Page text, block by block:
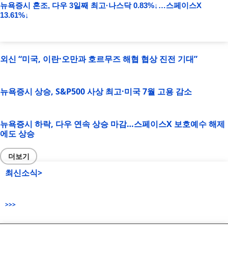
뉴욕증시 혼조, 다우 3일째 최고·나스닥 0.83%↓…스페이스X
13.61%↓
외신 “미국, 이란·오만과 호르무즈 해협 협상 진전 기대”
뉴욕증시 상승, S&P500 사상 최고·미국 7월 고용 감소
뉴욕증시 하락, 다우 연속 상승 마감…스페이스X 보호예수 해제
에도 상승
더보기
최신소식>
>>>